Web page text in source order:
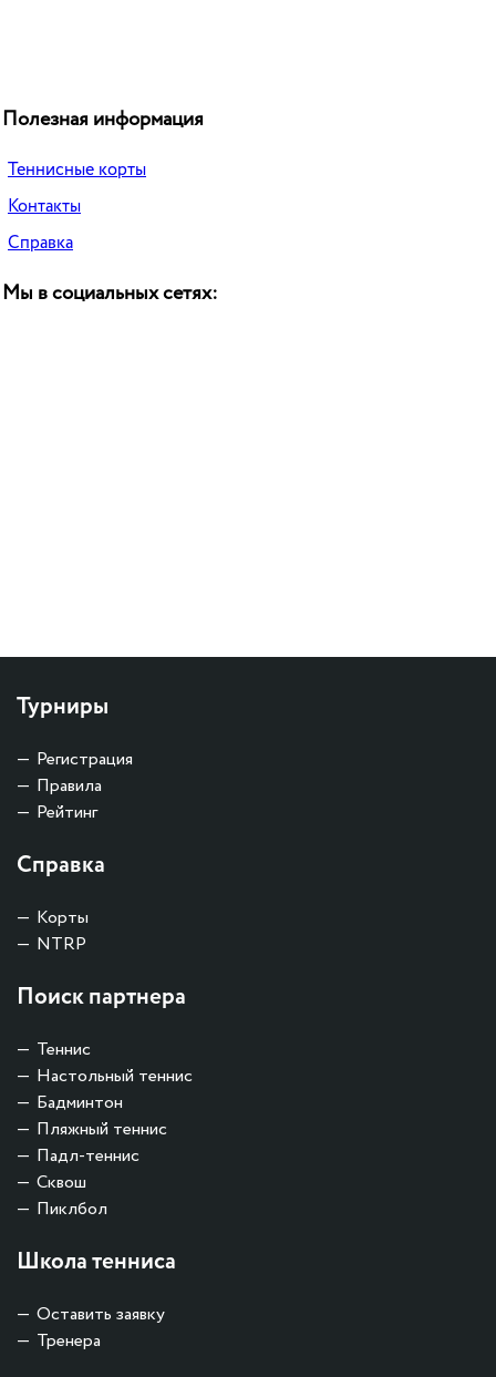
Полезная информация
Теннисные корты
Контакты
Справка
Мы в социальных сетях:
Турниры
Регистрация
Правила
Рейтинг
Справка
Корты
NTRP
Поиск партнера
Теннис
Настольный теннис
Бадминтон
Пляжный теннис
Падл-теннис
Сквош
Пиклбол
Школа тенниса
Оставить заявку
Тренера